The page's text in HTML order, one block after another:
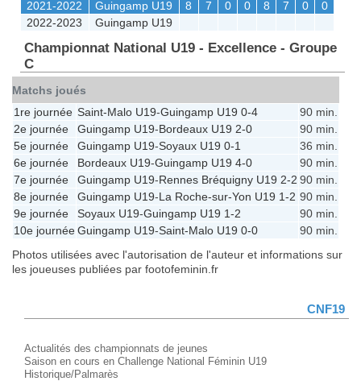
2021-2022
Guingamp U19 8 7 0 0 8 7 0
0
2022-2023
Guingamp U19
Championnat National U19 - Excellence - Groupe
C
Matchs joués
1re journée Saint-Malo U19-Guingamp U19 0-4
90 min.
2e journée
Guingamp U19-Bordeaux U19 2-0
90 min.
5e journée
Guingamp U19-Soyaux U19 0-1
36 min.
6e journée
Bordeaux U19-Guingamp U19 4-0
90 min.
7e journée
Guingamp U19-Rennes Bréquigny U19 2-2 90 min.
8e journée
Guingamp U19-La Roche-sur-Yon U19 1-2 90 min.
9e journée
Soyaux U19-Guingamp U19 1-2
90 min.
10e journéeGuingamp U19-Saint-Malo U19 0-0
90 min.
Photos utilisées avec l'autorisation de l'auteur et informations sur
les joueuses publiées par footofeminin.fr
CNF19
Actualités des championnats de jeunes
Saison en cours en Challenge National Féminin U19
Historique/Palmarès